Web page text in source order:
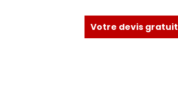
Votre devis gratuit